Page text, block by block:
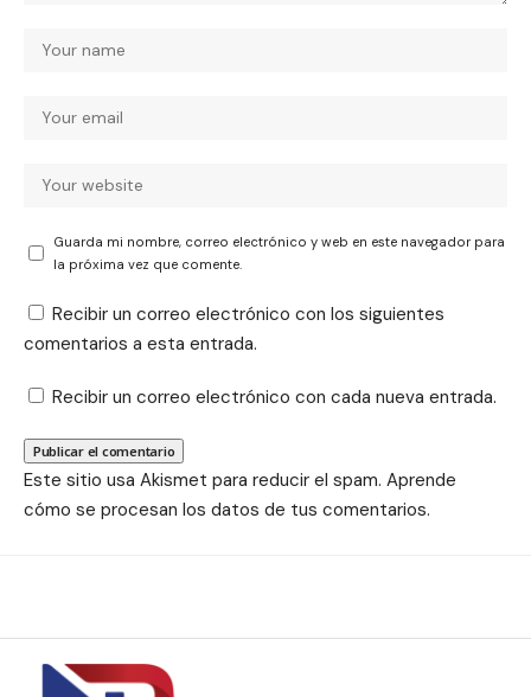
Guarda mi nombre, correo electrónico y web en este navegador para
la próxima vez que comente.
Recibir un correo electrónico con los siguientes
comentarios a esta entrada.
Recibir un correo electrónico con cada nueva entrada.
Este sitio usa Akismet para reducir el spam. Aprende
cómo se procesan los datos de tus comentarios.